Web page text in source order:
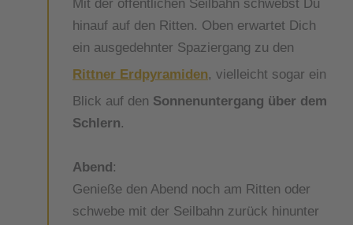
Mit der öffentlichen Seilbahn schwebst Du
hinauf auf den Ritten. Oben erwartet Dich
ein ausgedehnter Spaziergang zu den
Rittner Erdpyramiden, vielleicht sogar ein
Blick auf den Sonnenuntergang über dem
Schlern.
Abend:
Genieße den Abend noch am Ritten oder
schwebe mit der Seilbahn zurück hinunter